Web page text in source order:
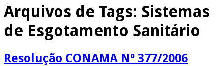
Arquivos de Tags: Sistemas
de Esgotamento Sanitário
Resolução CONAMA Nº 377/2006